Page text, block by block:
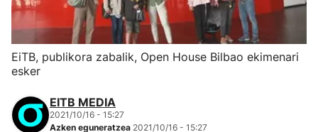
EiTB, publikora zabalik, Open House Bilbao ekimenari
esker
EITB MEDIA
2021/10/16 - 15:27
Azken eguneratzea 2021/10/16 - 15:27